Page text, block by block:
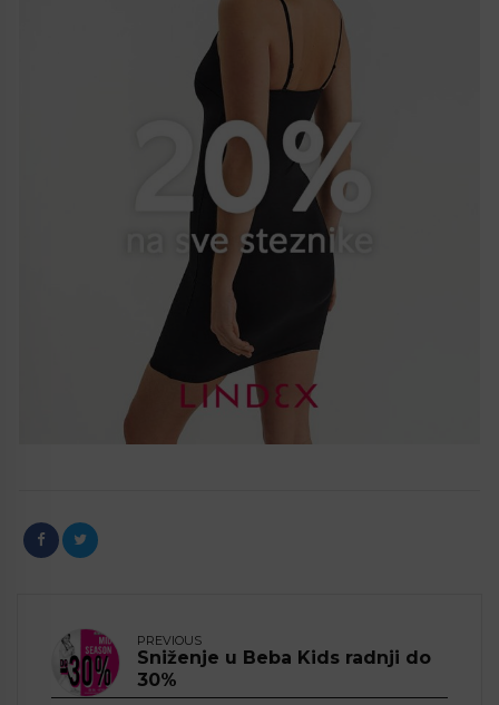
PREVIOUS
Sniženje u Beba Kids radnji do
30%